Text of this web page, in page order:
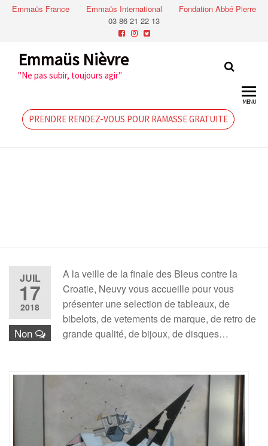
Emmaüs France Emmaüs International
Fondation Abbé Pierre
03 86 21 22 13
Emmaüs Nièvre
"Ne pas subir, toujours agir"
PRENDRE RENDEZ-VOUS POUR RAMASSE GRATUITE
MENU
JUIL
17
2018
Non
A la veille de la finale des Bleus contre la
Croatie, Neuvy vous accueille pour vous
présenter une selection de tableaux, de
bibelots, de vetements de marque, de retro de
grande qualité, de bijoux, de disques…